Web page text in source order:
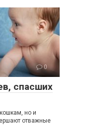
0
спасших
но и
отважные